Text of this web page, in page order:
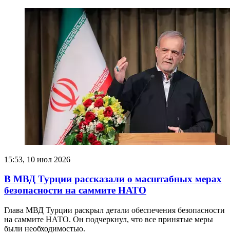
15:53, 10 июл 2026
В МВД Турции рассказали о масштабных мерах
безопасности на саммите НАТО
Глава МВД Турции раскрыл детали обеспечения безопасности
на саммите НАТО. Он подчеркнул, что все принятые меры
были необходимостью.